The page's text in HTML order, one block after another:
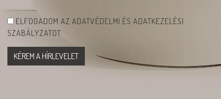
ELFOGADOM AZ ADATVÉDELMI ÉS ADATKEZELÉSI
SZABÁLYZATOT